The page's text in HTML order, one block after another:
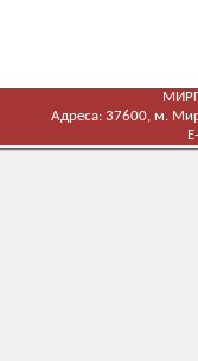
Адреса: 37600, м.